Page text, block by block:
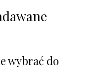
wybrać do